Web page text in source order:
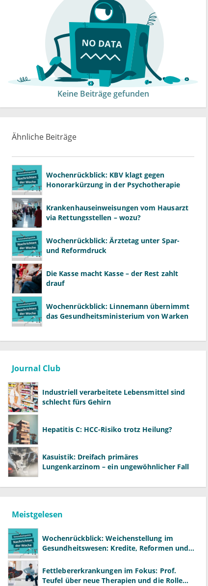
Keine Beiträge gefunden
Ähnliche Beiträge
Wochenrückblick: KBV klagt gegen
Honorarkürzung in der Psychotherapie
Krankenhauseinweisungen vom Hausarzt
via Rettungsstellen – wozu?
Wochenrückblick: Ärztetag unter Spar-
und Reformdruck
Die Kasse macht Kasse – der Rest zahlt
drauf
Wochenrückblick: Linnemann übernimmt
das Gesundheitsministerium von Warken
Journal Club
Industriell verarbeitete Lebensmittel sind
schlecht fürs Gehirn
Hepatitis C: HCC-Risiko trotz Heilung?
Kasuistik: Dreifach primäres
Lungenkarzinom – ein ungewöhnlicher Fall
Meistgelesen
Wochenrückblick: Weichenstellung im
Gesundheitswesen: Kredite, Reformen und
Fettlebererkrankungen im Fokus: Prof.
Teufel über neue Therapien und die Rolle